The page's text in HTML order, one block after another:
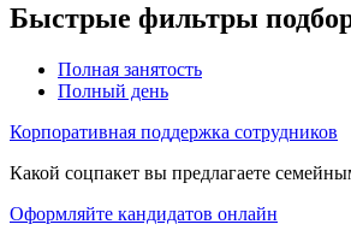
Быстрые фильтры
Полная занятость
Полный день
Корпоративная поддержка сотрудников
Какой соцпакет вы предлагаете
Оформляйте кандидатов онлайн